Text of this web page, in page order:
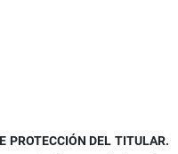
PROTECCIÓN DEL TITULAR.